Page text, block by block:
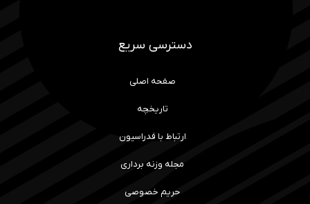
دسترسی سریع
صفحه اصلی
تاریخچه
ارتباط با فدراسیون
مجله وزنه برداری
حریم خصوصی